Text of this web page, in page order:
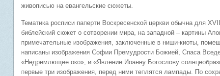
живописью на евангельские сюжеты.
Тематика росписи паперти Воскресенской церкви обычна для
библейский сюжет о сотворении мира, на западной – картины
примечательные изображения, заключенные в ниши-киоты,
написаны изображения Софии Премудрости Божией, Спаса
«Недремлющее око», и «Явление Иоанну Богослову
первые три изображения, перед ними теплятся лампады. По